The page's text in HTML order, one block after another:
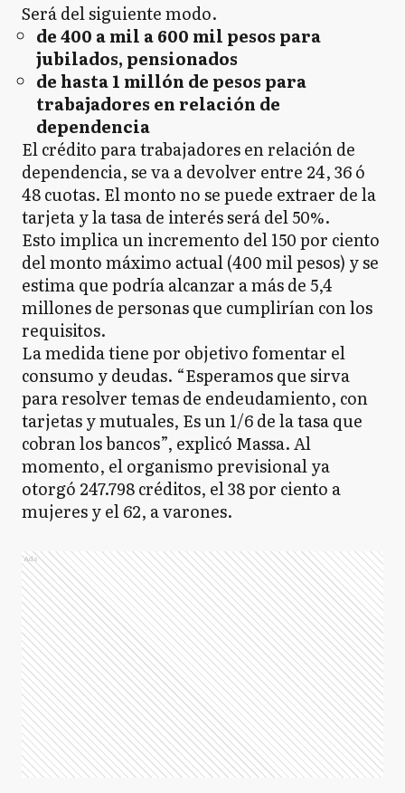
Será del siguiente modo.
de 400 a mil a 600 mil pesos para
jubilados, pensionados
de hasta 1 millón de pesos para
trabajadores en relación de
dependencia
El crédito para trabajadores en relación de
dependencia, se va a devolver entre 24, 36 ó
48 cuotas. El monto no se puede extraer de la
tarjeta y la tasa de interés será del 50%.
Esto implica un incremento del 150 por ciento
del monto máximo actual (400 mil pesos) y se
estima que podría alcanzar a más de 5,4
millones de personas que cumplirían con los
requisitos.
La medida tiene por objetivo fomentar el
consumo y deudas. “Esperamos que sirva
para resolver temas de endeudamiento, con
tarjetas y mutuales, Es un 1/6 de la tasa que
cobran los bancos”, explicó Massa. Al
momento, el organismo previsional ya
otorgó 247.798 créditos, el 38 por ciento a
mujeres y el 62, a varones.
Ads